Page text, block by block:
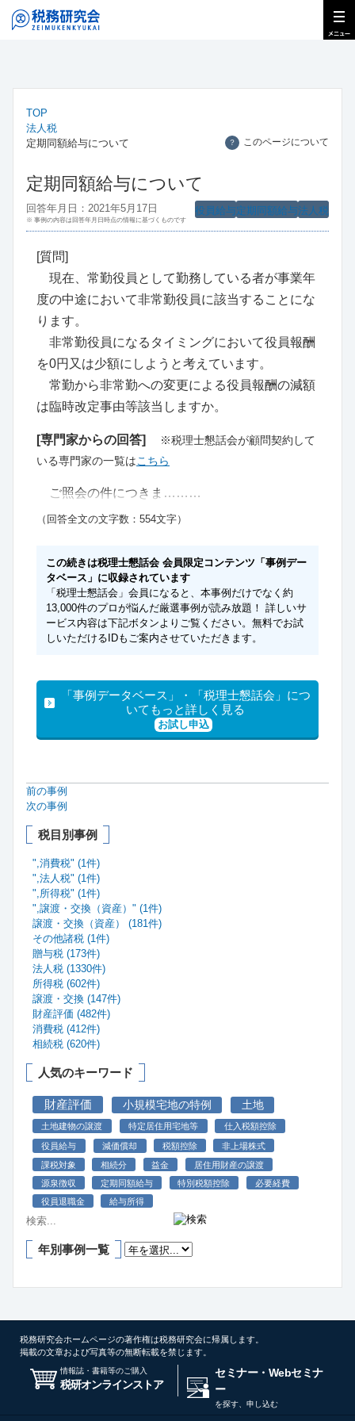
TOP
法人税
定期同額給与について
？ このページについて
定期同額給与について
法人税
定期同額給与
役員給与
回答年月日：2021年5月17日
※ 事例の内容は回答年月日時点の情報に基づくものです
[質問]
現在、常勤役員として勤務している者が事業年
度の中途において非常勤役員に該当することにな
ります。
非常勤役員になるタイミングにおいて役員報酬
を0円又は少額にしようと考えています。
常勤から非常勤への変更による役員報酬の減額
は臨時改定事由等該当しますか。
[専門家からの回答]
※税理士懇話会が顧問契約して
いる専門家の一覧はこちら
ご照会の件につきま………
（回答全文の文字数：554文字）
この続きは税理士懇話会 会員限定コンテンツ「事例デー
タベース」に収録されています
「税理士懇話会」会員になると、本事例だけでなく約
13,000件のプロが悩んだ厳選事例が読み放題！ 詳しいサ
ービス内容は下記ボタンよりご覧ください。無料でお試
しいただけるIDもご案内させていただきます。
「事例データベース」・「税理士懇話会」につ
いてもっと詳しく見る
お試し申込
前の事例
次の事例
税目別事例
",消費税" (1件)
",法人税" (1件)
",所得税" (1件)
",譲渡・交換（資産）" (1件)
譲渡・交換（資産） (181件)
その他諸税 (1件)
贈与税 (173件)
法人税 (1330件)
所得税 (602件)
譲渡・交換 (147件)
財産評価 (482件)
消費税 (412件)
相続税 (620件)
人気のキーワード
財産評価 小規模宅地の特例 土地
土地建物の譲渡 特定居住用宅地等 仕入税額控除
役員給与 減価償却 税額控除
非上場株式
課税対象
相続分 益金
居住用財産の譲渡
源泉徴収
定期同額給与 特別税額控除
必要経費
役員退職金
給与所得
年別事例一覧
税務研究会ホームページの著作権は税務研究会に帰属します。
掲載の文章および写真等の無断転載を禁じます。
情報誌・書籍等のご購入
税研オンラインストア
セミナー・Webセミナ
ー
を探す、申し込む